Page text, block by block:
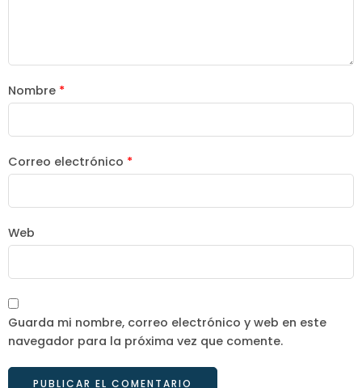
Nombre *
Correo electrónico *
Web
Guarda mi nombre, correo electrónico y web en este
navegador para la próxima vez que comente.